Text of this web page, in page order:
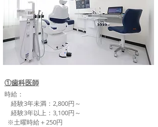
①歯科医師
時給：
経験3年未満：2,800円～
経験3年以上：3,100円～
​ ※土曜時給＋250円